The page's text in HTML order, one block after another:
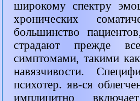
широкому спектру
хронических
большинство
страдают прежде
симптомами, такими
навязчивости.
психотер. яв-ся
имплицитно